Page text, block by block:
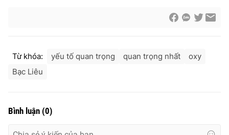
Emagazine
Video
Từ khóa: yếu tố quan trọng quan trọng nhất
oxy
Bạc Liêu
Bình luận (0)